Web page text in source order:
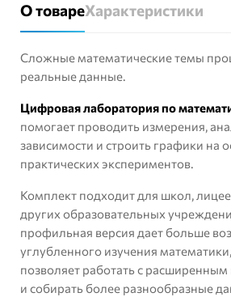
О товареХарактеристики
Сложные математические темы
реальные данные.
Цифровая лаборатория по
помогает проводить измерения,
зависимости и строить графики на
практических экспериментов.
Комплект подходит для школ,
других образовательных
профильная версия дает больше
углубленного изучения
позволяет работать с
и собирать более разнообразные